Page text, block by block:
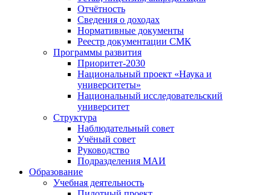
Отчётность
Сведения о доходах
Нормативные документы
Реестр документации СМК
Программы развития
Приоритет-2030
Национальный проект «Наука и
университеты»
Национальный исследовательский
университет
Структура
Наблюдательный совет
Учёный совет
Руководство
Подразделения МАИ
Образование
Учебная деятельность